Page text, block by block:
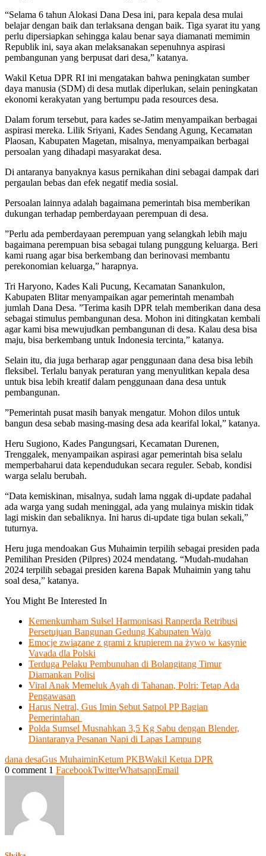
“Selama 6 tahun Alokasi Dana Desa ini, para kepala desa mulai
belajar dengan baik dan terlaksana dengan baik. Tiga syarat itu yang
perlu dipersiapkan sehingga kalau benar saya diamanati memimin
Republik ini, saya akan melaksanakan sepenuhnya aspirasi
pembangunan yang berpusat dari desa,” katanya.
Wakil Ketua DPR RI ini mengatakan bahwa peningkatan sumber
daya manusia (SDM) di desa mutlak diperlukan, selain peningkatan
ekonomi kerakyatan yang bertumpu pada resources desa.
Dalam forum tersebut, para kades se-Jatim menyampaikan berbagai
aspirasi mereka. Lilik Sriyani, Kades Sendang Agung, Kecamatan
Plaosan, Kabupaten Magetan, misalnya, menyampaikan berbagai
persoalan yang dihadapi masyarakat desa.
Di antaranya banyaknya kasus pernikahan dini sebagai dampak dari
pergaulan bebas dan efek negatif media sosial.
Persoalan lainnya adalah bagaimana pemerintah bisa memberikan
dukungan terhadap pemberdayaan perempuan di desa.
”Perlu ada pemberdayaan perempuan yang selangkah lebih maju
bagaimana perempuan bisa sebagai tulang punggung keluarga. Beri
kami ruang agar bisa berkembang dan berinovasi membantu
perekonomian keluarga,” harapnya.
Tri Haryono, Kades Kali Pucung, Kecamatan Sanankulon,
Kabupaten Blitar menyampaikan agar pemerintah menambah
jumlah Dana Desa. ”Terima kasih DPR telah memberikan dana desa
sebagai stimulus pembangunan desa. Mohon ini ditingkatan kembali
agar kami bisa mewujudkan pembangunan di desa. Kalau desa bisa
maju, bisa berkembang untuk Indonesia tercinta,” katanya.
Selain itu, dia juga berharap agar penggunaan dana desa bisa lebih
fleksibel. Terlalu banyak peraturan yang menyulitkan kepala desa
untuk bisa lebih kreatif dalam penggunaan dana desa untuk
pembangunan.
”Pemerintah pusat masih banyak mengatur. Mohon dilos untuk
bangun desa sebab masing-masing desa ada kearifal lokal,” katanya.
Heru Sugiono, Kades Pangungsari, Kecamatan Durenen,
Trenggalek, menyampaikan aspirasi agar pemerintah bisa selalu
memperbaharui data kependudukan secara reguler. Sebab, kondisi
warga selalu berubah.
“Data kemiskinan, misalnya, sudah lama nggak di-update padahal
ada warga yang sudah meninggal, ada yang mulainya miskin tidak
lagi miskin dan sebaliknya. Ini harus di-update tiga bulan sekali,”
tuturnya.
Heru juga mendoakan Gus Muhaimin terpilih sebagai presiden pada
Pemilihan Presiden (Pilpres) 2024 mendatang. “Mudah-mudahan
2024 terpilih sebagai presiden karena Bapak Muhaimin yang tahu
soal desa,” katanya.
You Might Be Interested In
Kemenkumham Sulsel Harmonisasi Ranperda Retribusi
Persetujuan Bangunan Gedung Kabupaten Wajo
Emocje związane z grami z krupierem na żywo w kasynie
Vavada dla Polski
Terduga Pelaku Pembunuhan di Bolangitang Timur
Diamankan Polisi
Viral Anak Memeluk Ayah di Tahanan, Polri: Tetap Ada
Pengawasan
Harus Netral, Gus Imin Sebut Satpol PP Bagian
Pemerintahan
Polda Sumsel Musnahkan 3,5 Kg Sabu dengan Blender,
Diantaranya Pesanan Napi di Lapas Lampung
dana desaGus MuhaiminKetum PKBWakil Ketua DPR
0 comment 1 FacebookTwitterWhatsappEmail